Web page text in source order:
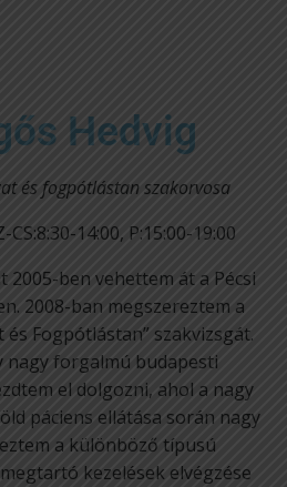
Hedvig
és fogpótlástan szakorvosa
CS:8:30-14:00, P:15:00-19:00
2005-ben vehettem át a Pécsi
2008-ban megszereztem a
Fogpótlástan” szakvizsgát.
nagy forgalmú budapesti
el dolgozni, ahol a nagy
páciens ellátása során nagy
a különböző típusú
kezelések elvégzése